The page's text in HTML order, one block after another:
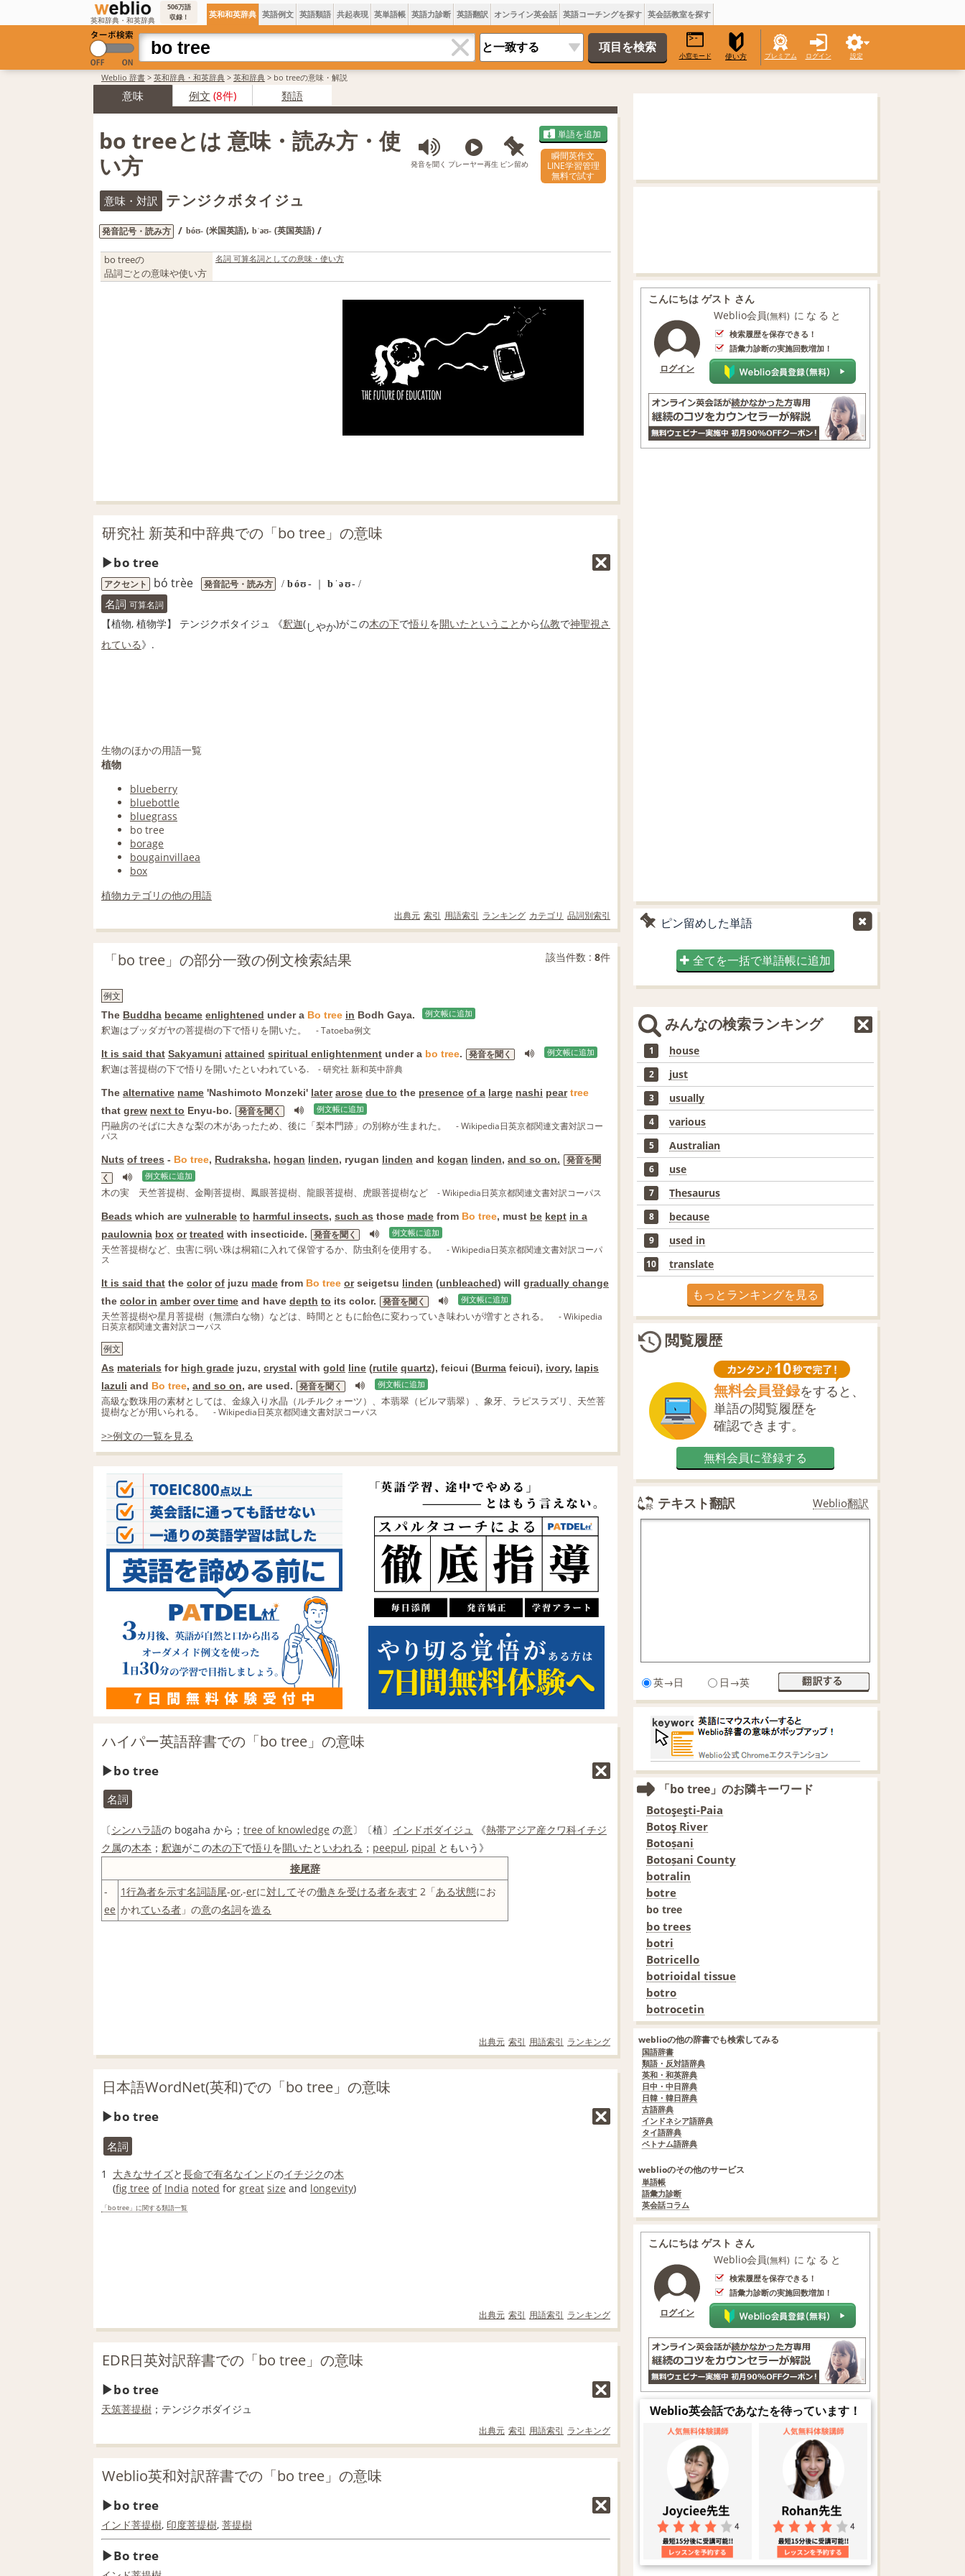
英和辞典・和英辞典
506万語
収録！
英和和英辞典 英語例文 英語類語 共起表現 英単語帳 英語力診断 英語翻訳 オンライン英会話 英語コーチングを探す 英会話教室を探す
小窓モード 使い方 プレミアム ログイン 設定
Weblio 辞書 > 英和辞典・和英辞典 > 英和辞典 > bo treeの意味・解説
意味 例文 (8件) 類語
bo treeとは 意味・読み方・使
い方
発音を聞く プレーヤー再生 ピン留め
単語を追加
瞬間英作文
LINE学習管理
無料で試す
意味・対訳 テンジクボタイジュ
発音記号・読み方 / bóʊ‐ (米国英語), bˈəʊ‐ (英国英語) /
bo treeの
品詞ごとの意味や使い方
名詞 可算名詞としての意味・使い方
研究社 新英和中辞典での「bo tree」の意味
bo tree
アクセント bó trèe 発音記号・読み方 / bóʊ‐ bˈəʊ‐ /
名詞 可算名詞
【植物, 植物学】 テンジクボタイジュ 《釈迦(しやか)がこの木の下で悟り を開いた ということから仏教で神聖視さ
れている》.
生物のほかの用語一覧
植物
blueberry
bluebottle
bluegrass
bo tree
borage
bougainvillaea
box
植物カテゴリの他の用語
出典元 索引 用語索引 ランキング カテゴリ 品詞別索引
「bo tree」の部分一致の例文検索結果 該当件数 : 8件
例文
The Buddha became enlightened under a Bo tree in Bodh Gaya. 例文帳に追加
釈迦はブッダガヤの菩提樹の下で悟りを開いた。 - Tatoeba例文
It is said that Sakyamuni attained spiritual enlightenment under a bo tree. 発音を聞く 例文帳に追加
釈迦は菩提樹の下で悟りを開いたといわれている. - 研究社 新和英中辞典
The alternative name 'Nashimoto Monzeki' later arose due to the presence of a large nashi pear tree
that grew next to Enyu-bo. 発音を聞く 例文帳に追加
円融房のそばに大きな梨の木があったため、後に「梨本門跡」の別称が生まれた。
- Wikipedia日英京都関連文書対訳コー
パス
Nuts of trees - Bo tree, Rudraksha, hogan linden, ryugan linden and kogan linden, and so on.
発音を聞
く
例文帳に追加
木の実 天竺菩提樹、金剛菩提樹、鳳眼菩提樹、龍眼菩提樹、虎眼菩提樹など - Wikipedia日英京都関連文書対訳コーパス
Beads which are vulnerable to harmful insects, such as those made from Bo tree, must be kept in a
paulownia box or treated with insecticide. 発音を聞く 例文帳に追加
天竺菩提樹など、虫害に弱い珠は桐箱に入れて保管するか、防虫剤を使用する。
- Wikipedia日英京都関連文書対訳コーパ
ス
It is said that the color of juzu made from Bo tree orseigetsu linden (unbleached) will gradually change
the color in amber over time and have depth to its color. 発音を聞く 例文帳に追加
天竺菩提樹や星月菩提樹（無漂白な物）などは、時間とともに飴色に変わっていき味わいが増すとされる。
- Wikipedia
日英京都関連文書対訳コーパス
例文
As materials for high grade juzu, crystal with gold line (rutile quartz), feicui (Burma feicui), ivory, lapis
lazuli and Bo tree, and so on, are used. 発音を聞く 例文帳に追加
高級な数珠用の素材としては、金線入り水晶（ルチルクォーツ）、本翡翠（ビルマ翡翠）、象牙、ラピスラズリ、天竺菩
提樹などが用いられる。
- Wikipedia日英京都関連文書対訳コーパス
>>例文の一覧を見る
ハイパー英語辞書での「bo tree」の意味
bo tree
名詞
〔シンハラ語の bogaha から； tree of knowledge の意〕〔植〕 インドボダイジュ 《熱帯アジア産クワ科イチジ
ク属の木本 ； 釈迦がこの木の下で悟り を開いた と いわれる ； peepul, pipal ともいう》
接尾辞
-
ee
1行為者を示す名詞語尾-or,-erに対してその働き を受ける者を表す 2「ある状態にお
かれている者 」の意の名詞を造る
出典元 索引 用語索引 ランキング
日本語WordNet(英和)での「bo tree」の意味
bo tree
名詞
1 大きなサイズと長命で有名なインドのイチジクの木
(fig tree of India noted for great size and longevity)
「bo tree」に関する類語一覧
出典元 索引 用語索引 ランキング
EDR日英対訳辞書での「bo tree」の意味
bo tree
天筑菩提樹 ；テンジクボダイジュ
出典元 索引 用語索引 ランキング
Weblio英和対訳辞書での「bo tree」の意味
bo tree
インド菩提樹, 印度菩提樹, 菩提樹
Bo tree
こんにちは ゲスト さん
ログイン
Weblio会員(無料) になると
検索履歴を保存できる！
語彙力診断の実施回数増加！
ピン留めした単語
全てを一括で単語帳に追加
みんなの検索ランキング
1 house
2 just
3 usually
4 various
5 Australian
6 use
7 Thesaurus
8 because
9 used in
10 translate
もっとランキングを見る
閲覧履歴
無料会員登録をすると、
単語の閲覧履歴を
確認できます。
無料会員に登録する
テキスト翻訳 Weblio翻訳
英→日 日→英
「bo tree」のお隣キーワード
Botoşeşti-Paia
Botoş River
Botoșani
Botoșani County
botralin
botre
bo tree
bo trees
botri
Botricello
botrioidal tissue
botro
botrocetin
weblioの他の辞書でも検索してみる
国語辞書
類語・反対語辞典
英和・和英辞典
日中・中日辞典
日韓・韓日辞典
古語辞典
インドネシア語辞典
タイ語辞典
ベトナム語辞典
weblioのその他のサービス
単語帳
語彙力診断
英会話コラム
こんにちは ゲスト さん
ログイン
Weblio会員(無料) になると
検索履歴を保存できる！
語彙力診断の実施回数増加！
Weblio英会話であなたを待っています！